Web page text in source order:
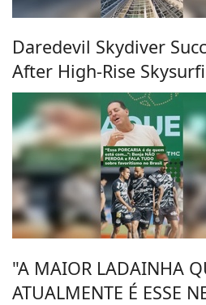
Daredevil Skydiver
After High-Rise
"A MAIOR LADAINHA
ATUALMENTE É ESSE